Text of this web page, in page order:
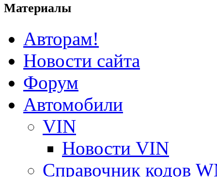
Материалы
Авторам!
Новости сайта
Форум
Автомобили
VIN
Новости VIN
Справочник кодов